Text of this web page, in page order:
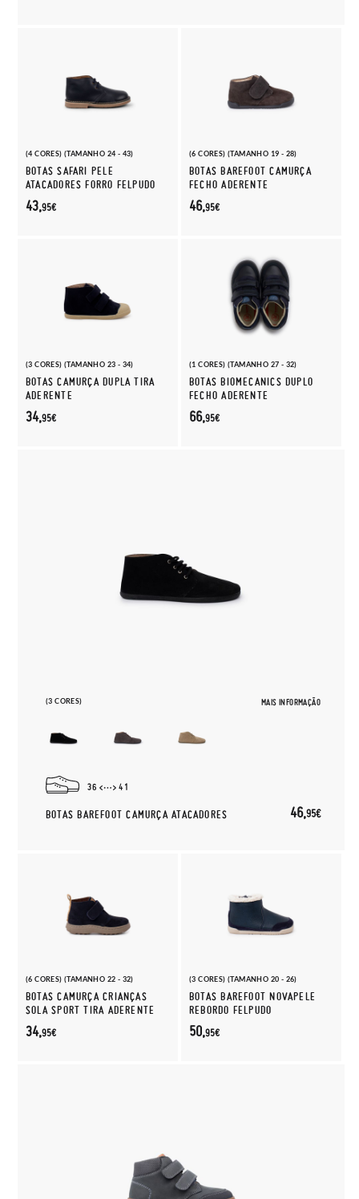
(4 CORES) (TAMANHO 24 - 43)
BOTAS SAFARI PELE
ATACADORES FORRO FELPUDO
43,95€
(6 CORES) (TAMANHO 19 - 28)
BOTAS BAREFOOT CAMURÇA
FECHO ADERENTE
46,95€
(3 CORES) (TAMANHO 23 - 34)
BOTAS CAMURÇA DUPLA TIRA
ADERENTE
34,95€
(1 CORES) (TAMANHO 27 - 32)
BOTAS BIOMECANICS DUPLO
FECHO ADERENTE
66,95€
(3 CORES) MAIS INFORMAÇÃO
36 41
BOTAS BAREFOOT CAMURÇA ATACADORES 46,95€
(6 CORES) (TAMANHO 22 - 32)
BOTAS CAMURÇA CRIANÇAS
SOLA SPORT TIRA ADERENTE
34,95€
(3 CORES) (TAMANHO 20 - 26)
BOTAS BAREFOOT NOVAPELE
REBORDO FELPUDO
50,95€